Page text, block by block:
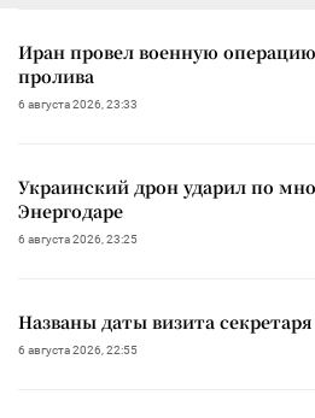
Иран провел военную
пролива
6 августа 2026, 23:33
Украинский дрон ударил по
Энергодаре
6 августа 2026, 23:25
Названы даты визита
6 августа 2026, 22:55